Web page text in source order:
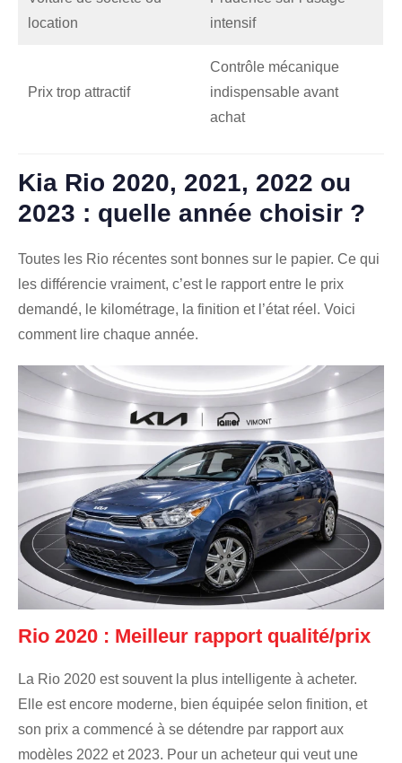
location
intensif
Prix trop attractif
Contrôle mécanique
indispensable avant
achat
Kia Rio 2020, 2021, 2022 ou
2023 : quelle année choisir ?
Toutes les Rio récentes sont bonnes sur le papier. Ce qui
les différencie vraiment, c’est le rapport entre le prix
demandé, le kilométrage, la finition et l’état réel. Voici
comment lire chaque année.
Rio 2020 : Meilleur rapport qualité/prix
La Rio 2020 est souvent la plus intelligente à acheter.
Elle est encore moderne, bien équipée selon finition, et
son prix a commencé à se détendre par rapport aux
modèles 2022 et 2023. Pour un acheteur qui veut une